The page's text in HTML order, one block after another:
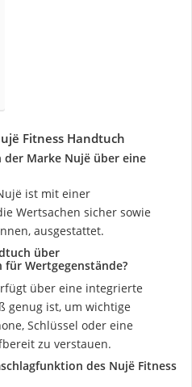
Fitness Handtuch
Marke Nujë über eine
ist mit einer
Wertsachen sicher sowie
ausgestattet.
über
Wertgegenstände?
über eine integrierte
genug ist, um wichtige
Schlüssel oder eine
zu verstauen.
des Nujë Fitness